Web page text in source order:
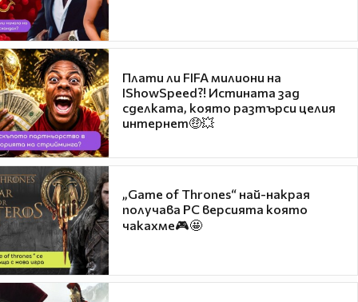
Плати ли FIFA милиони на
IShowSpeed?! Истината зад
сделката, която разтърси целия
интернет🤑💥
„Game of Thrones“ най-накрая
получава PC версията която
чакахме🎮🤩